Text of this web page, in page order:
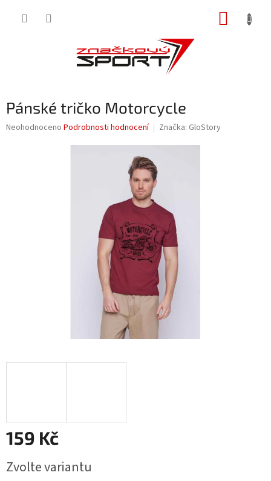
Pánské tričko Motorcycle
Průměrné
Neohodnoceno Podrobnosti hodnocení Značka: GloStory
159 Kč
cena:
Zvolte variantu